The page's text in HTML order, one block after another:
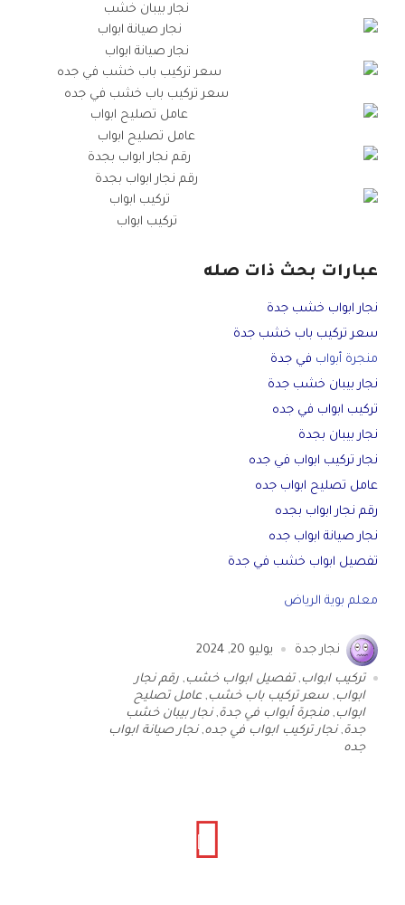
نجار بيبان خشب
نجار صيانة ابواب
سعر تركيب باب خشب في جده
عامل تصليح ابواب
رقم نجار ابواب بجدة
تركيب ابواب
عبارات بحث ذات صله
نجار ابواب خشب جدة
سعر تركيب باب خشب جدة
منجرة أبواب في جدة
نجار بيبان خشب جدة
تركيب ابواب في جده
نجار بيبان بجدة
نجار تركيب ابواب في جده
عامل تصليح ابواب جده
رقم نجار ابواب بجده
نجار صيانة ابواب جده
تفصيل ابواب خشب في جدة
معلم بوية الرياض
نجار جدة يوليو 20, 2024
تركيب ابواب ,تفصيل ابواب خشب , رقم نجار
ابواب , سعر تركيب باب خشب , عامل تصليح
ابواب ,منجرة أبواب في جدة,نجار بيبان خشب
جدة,نجار تركيب ابواب في جده,نجار صيانة ابواب
جده